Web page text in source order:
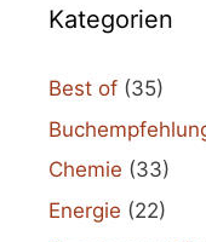
Kategorien
Best of (35)
Chemie (33)
Energie (22)